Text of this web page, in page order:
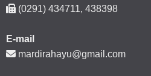
(0291) 434711, 438398
E-mail
mardirahayu@gmail.com